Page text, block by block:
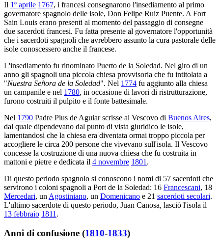
Il 1º aprile 1767, i francesi consegnarono l'insediamento al primo
governatore spagnolo delle isole, Don Felipe Ruiz Puente. A Fort
Sain Louis erano presenti al momento del passaggio di consegne
due sacerdoti francesi. Fu fatta presente al governatore l'opportunità
che i sacerdoti spagnoli che avrebbero assunto la cura pastorale delle
isole conoscessero anche il francese.
L'insediamento fu rinominato Puerto de la Soledad. Nel giro di un
anno gli spagnoli una piccola chiesa provvisoria che fu intitolata a
"Nuestra Señora de la Soledad". Nel 1774 fu aggiunto alla chiesa
un campanile e nel 1780, in occasione di lavori di ristrutturazione,
furono costruiti il pulpito e il fonte battesimale.
Nel 1790 Padre Pius de Aguiar scrisse al Vescovo di Buenos Aires,
dal quale dipendevano dal punto di vista giuridico le isole,
lamentandosi che la chiesa era diventata ormai troppo piccola per
accogliere le circa 200 persone che vivevano sull'isola. Il Vescovo
concesse la costruzione di una nuova chiesa che fu costruita in
mattoni e pietre e dedicata il 4 novembre 1801.
Di questo periodo spagnolo si conoscono i nomi di 57 sacerdoti che
servirono i coloni spagnoli a Port de la Soledad: 16 Francescani, 18
Mercedari, unAgostiniano, un Domenicano e 21 sacerdoti secolari.
L'ultimo sacerdote di questo periodo, Juan Canosa, lasciò l'isola il
13 febbraio 1811.
Anni di confusione (1810-1833)